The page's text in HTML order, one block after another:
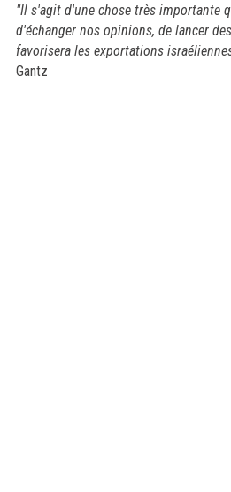
"Il s'agit d'une chose très importante
d'échanger nos opinions, de lancer
favorisera les exportations
Gantz